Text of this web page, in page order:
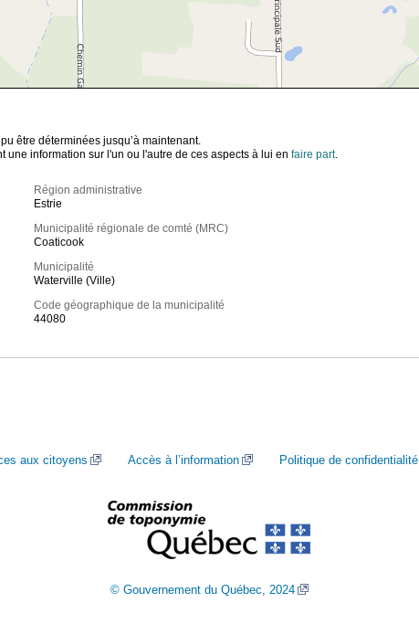
être déterminées jusqu’à maintenant.
information sur l'un ou l'autre de ces aspects à lui en faire part.
Région administrative
Estrie
Municipalité régionale de comté (MRC)
Coaticook
Municipalité
Waterville (Ville)
Code géographique de la municipalité
44080
aux citoyens Accès à l’information Politique de confidentialité
© Gouvernement du Québec, 2024